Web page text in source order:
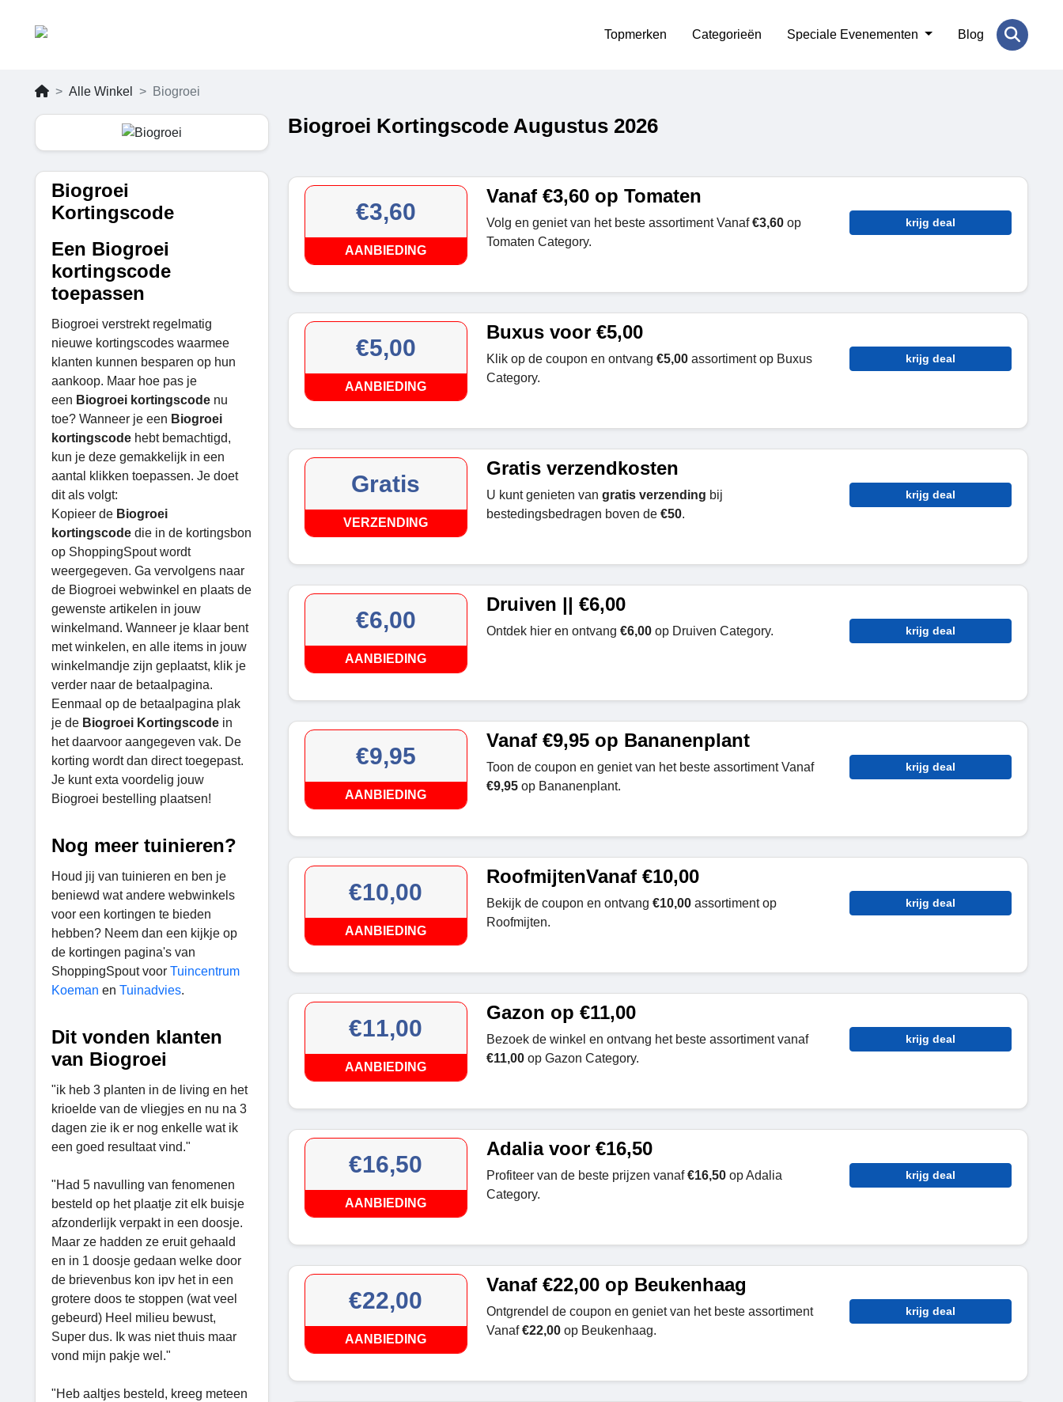
Topmerken Categorieën Speciale Evenementen Blog
Alle Winkel Biogroei
Biogroei
Kortingscode
Een Biogroei
kortingscode
toepassen
Biogroei verstrekt regelmatig
nieuwe kortingscodes waarmee
klanten kunnen besparen op hun
aankoop. Maar hoe pas je
een Biogroei kortingscode nu
toe? Wanneer je een Biogroei
kortingscode hebt bemachtigd,
kun je deze gemakkelijk in een
aantal klikken toepassen. Je doet
dit als volgt:
Kopieer de Biogroei
kortingscode die in de kortingsbon
op ShoppingSpout wordt
weergegeven. Ga vervolgens naar
de Biogroei webwinkel en plaats de
gewenste artikelen in jouw
winkelmand. Wanneer je klaar bent
met winkelen, en alle items in jouw
winkelmandje zijn geplaatst, klik je
verder naar de betaalpagina.
Eenmaal op de betaalpagina plak
je de Biogroei Kortingscode in
het daarvoor aangegeven vak. De
korting wordt dan direct toegepast.
Je kunt exta voordelig jouw
Biogroei bestelling plaatsen!
Nog meer tuinieren?
Houd jij van tuinieren en ben je
beniewd wat andere webwinkels
voor een kortingen te bieden
hebben? Neem dan een kijkje op
de kortingen pagina's van
ShoppingSpout voor Tuincentrum
Koeman en Tuinadvies.
Dit vonden klanten
van Biogroei
"ik heb 3 planten in de living en het
krioelde van de vliegjes en nu na 3
dagen zie ik er nog enkelle wat ik
een goed resultaat vind."
"Had 5 navulling van fenomenen
besteld op het plaatje zit elk buisje
afzonderlijk verpakt in een doosje.
Maar ze hadden ze eruit gehaald
en in 1 doosje gedaan welke door
de brievenbus kon ipv het in een
grotere doos te stoppen (wat veel
gebeurd) Heel milieu bewust,
Super dus. Ik was niet thuis maar
vond mijn pakje wel."
"Heb aaltjes besteld, kreeg meteen
Biogroei Kortingscode Augustus 2026
€3,60
AANBIEDING
Vanaf €3,60 op Tomaten
Volg en geniet van het beste assortiment Vanaf€3,60op
Tomaten Category.
krijg deal
€5,00
AANBIEDING
Buxus voor €5,00
Klik op de coupon en ontvang €5,00assortiment op Buxus
Category.
krijg deal
Gratis
VERZENDING
Gratis verzendkosten
U kunt genieten van gratis verzending bij
bestedingsbedragen boven de €50.
krijg deal
€6,00
AANBIEDING
Druiven || €6,00
Ontdek hier en ontvang €6,00op Druiven Category. krijg deal
€9,95
AANBIEDING
Vanaf €9,95 op Bananenplant
Toon de coupon en geniet van het beste assortiment Vanaf
€9,95op Bananenplant.
krijg deal
€10,00
AANBIEDING
RoofmijtenVanaf €10,00
Bekijk de coupon en ontvang €10,00assortiment op
Roofmijten.
krijg deal
€11,00
AANBIEDING
Gazon op €11,00
Bezoek de winkel en ontvang het beste assortiment vanaf
€11,00op Gazon Category.
krijg deal
€16,50
AANBIEDING
Adalia voor €16,50
Profiteer van de beste prijzen vanaf€16,50op Adalia
Category.
krijg deal
€22,00
AANBIEDING
Vanaf €22,00 op Beukenhaag
Ontgrendel de coupon en geniet van het beste assortiment
Vanaf€22,00op Beukenhaag.
krijg deal